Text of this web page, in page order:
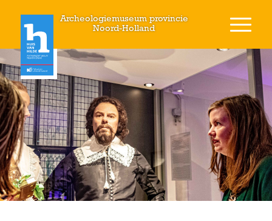
Archeologiemuseum provincie
Noord-Holland